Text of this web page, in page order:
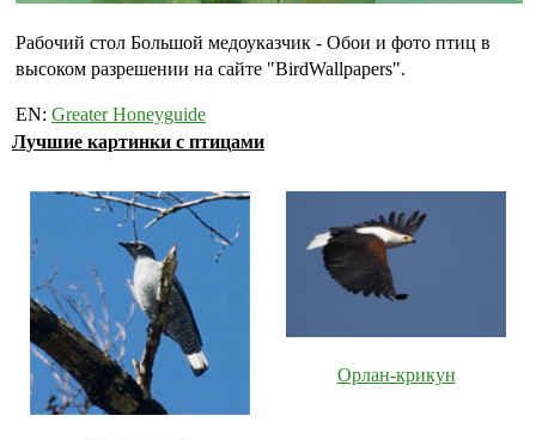
Рабочий стол Большой медоуказчик - Обои и фото птиц в
высоком разрешении на сайте "BirdWallpapers".
EN: Greater Honeyguide
Лучшие картинки с птицами
Орлан-крикун